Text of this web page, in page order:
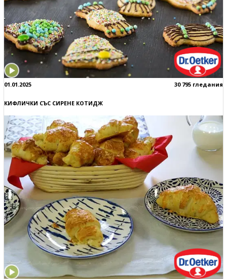
01.01.2025 30 795 гледания
КИФЛИЧКИ СЪС СИРЕНЕ КОТИДЖ